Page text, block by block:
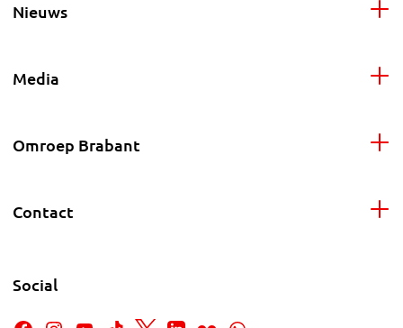
Nieuws
Media
Omroep Brabant
Contact
Social